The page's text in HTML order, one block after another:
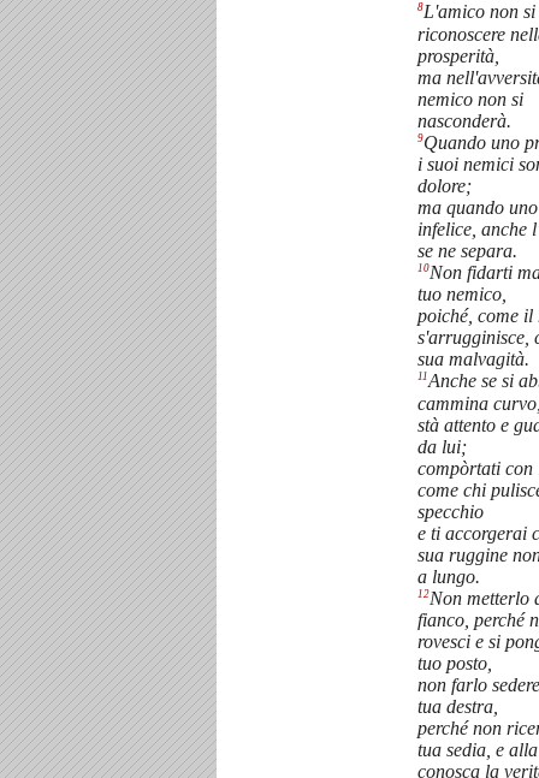
8L'amico non si
riconoscere
prosperità,
ma
nemico non si
nasconderà.
9Quando uno
i suoi nemici
dolore;
ma quando
infelice, anche
se ne separa.
10Non fidarti
tuo nemico,
poiché, come il
s'arrugginisce,
sua malvagità.
11Anche se si
cammina
stà attento e
da lui;
compòrtati con
come chi
specchio
e ti accorgerai
sua ruggine
a lungo.
12Non metterlo
fianco, perché
rovesci e si
tuo posto,
non farlo
tua destra,
perché non
tua sedia, e
conosca la